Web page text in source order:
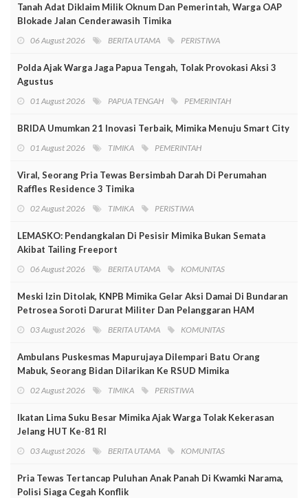
Tanah Adat Diklaim Milik Oknum Dan Pemerintah, Warga OAP
Blokade Jalan Cenderawasih Timika
06 August 2026 BERITA UTAMA PERISTIWA
Polda Ajak Warga Jaga Papua Tengah, Tolak Provokasi Aksi 3
Agustus
01 August 2026 PAPUA TENGAH PEMERINTAH
BRIDA Umumkan 21 Inovasi Terbaik, Mimika Menuju Smart City
01 August 2026 TIMIKA PEMERINTAH
Viral, Seorang Pria Tewas Bersimbah Darah Di Perumahan
Raffles Residence 3 Timika
02 August 2026 TIMIKA PERISTIWA
LEMASKO: Pendangkalan Di Pesisir Mimika Bukan Semata
Akibat Tailing Freeport
06 August 2026 BERITA UTAMA KOMUNITAS
Meski Izin Ditolak, KNPB Mimika Gelar Aksi Damai Di Bundaran
Petrosea Soroti Darurat Militer Dan Pelanggaran HAM
03 August 2026 BERITA UTAMA KOMUNITAS
Ambulans Puskesmas Mapurujaya Dilempari Batu Orang
Mabuk, Seorang Bidan Dilarikan Ke RSUD Mimika
02 August 2026 TIMIKA PERISTIWA
Ikatan Lima Suku Besar Mimika Ajak Warga Tolak Kekerasan
Jelang HUT Ke-81 RI
03 August 2026 BERITA UTAMA KOMUNITAS
Pria Tewas Tertancap Puluhan Anak Panah Di Kwamki Narama,
Polisi Siaga Cegah Konflik